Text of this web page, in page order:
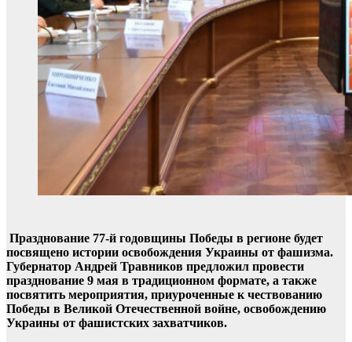
Празднование 77-й годовщины Победы в регионе будет
посвящено истории освобождения Украины от фашизма.
Губернатор Андрей Травников предложил провести
празднование 9 мая в традиционном формате, а также
посвятить мероприятия, приуроченные к чествованию
Победы в Великой Отечественной войне, освобождению
Украины от фашистских захватчиков.